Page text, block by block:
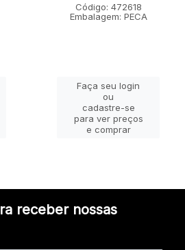
Código: 472618
Embalagem: PECA
Faça seu login
ou
cadastre-se
para ver preços
e comprar
receber nossas